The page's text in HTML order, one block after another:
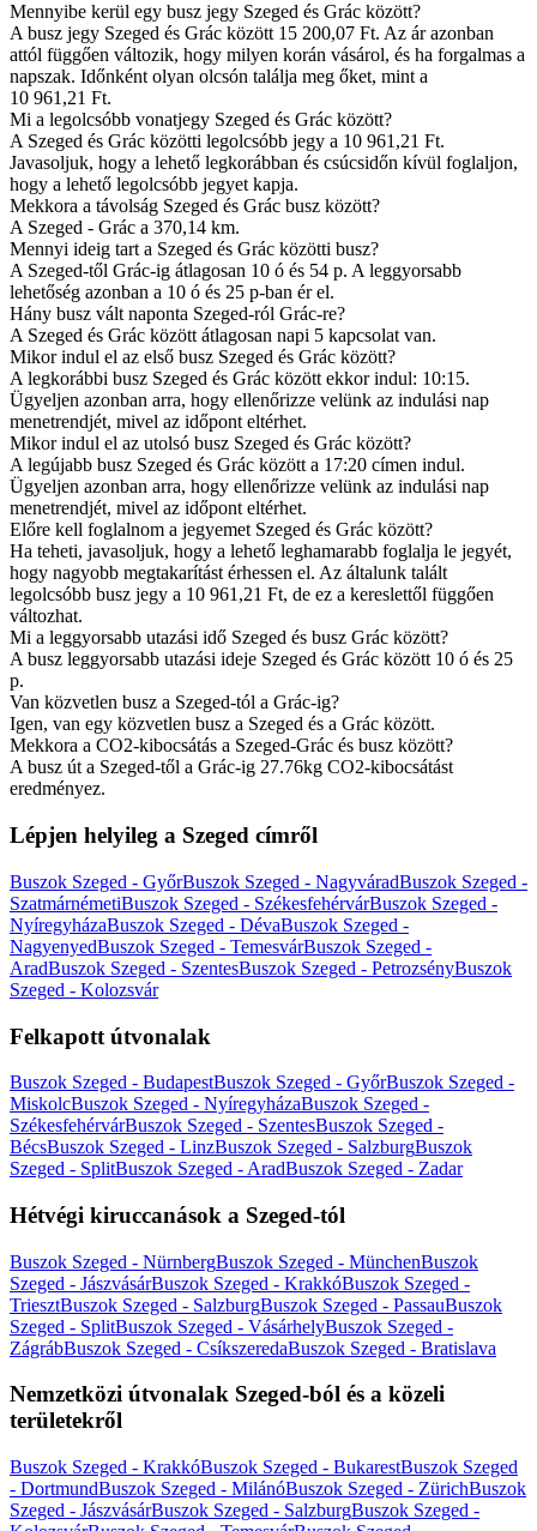
Mennyibe kerül egy busz jegy Szeged és Grác között?
A busz jegy Szeged és Grác között 15 200,07 Ft. Az ár azonban
attól függően változik, hogy milyen korán vásárol, és ha forgalmas a
napszak. Időnként olyan olcsón találja meg őket, mint a
10 961,21 Ft.
Mi a legolcsóbb vonatjegy Szeged és Grác között?
A Szeged és Grác közötti legolcsóbb jegy a 10 961,21 Ft.
Javasoljuk, hogy a lehető legkorábban és csúcsidőn kívül foglaljon,
hogy a lehető legolcsóbb jegyet kapja.
Mekkora a távolság Szeged és Grác busz között?
A Szeged - Grác a 370,14 km.
Mennyi ideig tart a Szeged és Grác közötti busz?
A Szeged-től Grác-ig átlagosan 10 ó és 54 p. A leggyorsabb
lehetőség azonban a 10 ó és 25 p-ban ér el.
Hány busz vált naponta Szeged-ról Grác-re?
A Szeged és Grác között átlagosan napi 5 kapcsolat van.
Mikor indul el az első busz Szeged és Grác között?
A legkorábbi busz Szeged és Grác között ekkor indul: 10:15.
Ügyeljen azonban arra, hogy ellenőrizze velünk az indulási nap
menetrendjét, mivel az időpont eltérhet.
Mikor indul el az utolsó busz Szeged és Grác között?
A legújabb busz Szeged és Grác között a 17:20 címen indul.
Ügyeljen azonban arra, hogy ellenőrizze velünk az indulási nap
menetrendjét, mivel az időpont eltérhet.
Előre kell foglalnom a jegyemet Szeged és Grác között?
Ha teheti, javasoljuk, hogy a lehető leghamarabb foglalja le jegyét,
hogy nagyobb megtakarítást érhessen el. Az általunk talált
legolcsóbb busz jegy a 10 961,21 Ft, de ez a kereslettől függően
változhat.
Mi a leggyorsabb utazási idő Szeged és busz Grác között?
A busz leggyorsabb utazási ideje Szeged és Grác között 10 ó és 25
p.
Van közvetlen busz a Szeged-tól a Grác-ig?
Igen, van egy közvetlen busz a Szeged és a Grác között.
Mekkora a CO2-kibocsátás a Szeged-Grác és busz között?
A busz út a Szeged-től a Grác-ig 27.76kg CO2-kibocsátást
eredményez.
Lépjen helyileg a Szeged címről
Buszok Szeged - GyőrBuszok Szeged - NagyváradBuszok Szeged -
SzatmárnémetiBuszok Szeged - SzékesfehérvárBuszok Szeged -
NyíregyházaBuszok Szeged - DévaBuszok Szeged -
NagyenyedBuszok Szeged - TemesvárBuszok Szeged -
AradBuszok Szeged - SzentesBuszok Szeged - PetrozsényBuszok
Szeged - Kolozsvár
Felkapott útvonalak
Buszok Szeged - BudapestBuszok Szeged - GyőrBuszok Szeged -
MiskolcBuszok Szeged - NyíregyházaBuszok Szeged -
SzékesfehérvárBuszok Szeged - SzentesBuszok Szeged -
BécsBuszok Szeged - LinzBuszok Szeged - SalzburgBuszok
Szeged - SplitBuszok Szeged - AradBuszok Szeged - Zadar
Hétvégi kiruccanások a Szeged-tól
Buszok Szeged - NürnbergBuszok Szeged - MünchenBuszok
Szeged - JászvásárBuszok Szeged - KrakkóBuszok Szeged -
TriesztBuszok Szeged - SalzburgBuszok Szeged - PassauBuszok
Szeged - SplitBuszok Szeged - VásárhelyBuszok Szeged -
ZágrábBuszok Szeged - CsíkszeredaBuszok Szeged - Bratislava
Nemzetközi útvonalak Szeged-ból és a közeli
területekről
Buszok Szeged - KrakkóBuszok Szeged - BukarestBuszok Szeged
- DortmundBuszok Szeged - MilánóBuszok Szeged - ZürichBuszok
Szeged - JászvásárBuszok Szeged - SalzburgBuszok Szeged -